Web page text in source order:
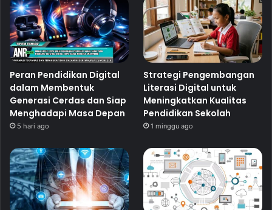
Peran Pendidikan Digital
dalam Membentuk
Generasi Cerdas dan Siap
Menghadapi Masa Depan
5 hari ago
Strategi Pengembangan
Literasi Digital untuk
Meningkatkan Kualitas
Pendidikan Sekolah
1 minggu ago